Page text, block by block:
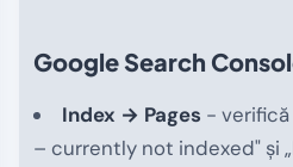
Google Search
Index → Pages - verifică
– currently not indexed" și